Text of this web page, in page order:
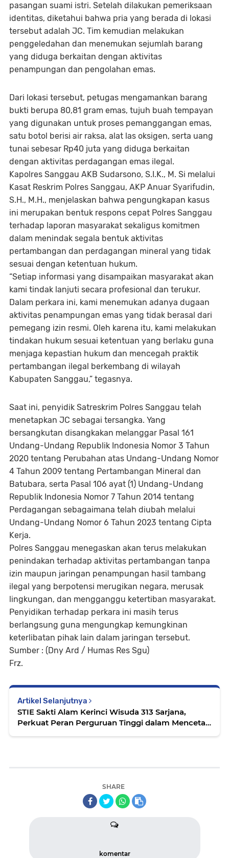
pasangan suami istri. Setelah dilakukan pemeriksaan
identitas, diketahui bahwa pria yang berada di lokasi
tersebut adalah JC. Tim kemudian melakukan
penggeledahan dan menemukan sejumlah barang
yang diduga berkaitan dengan aktivitas
penampungan dan pengolahan emas.
Dari lokasi tersebut, petugas mengamankan barang
bukti berupa 80,81 gram emas, tujuh buah tempayan
yang digunakan untuk proses pemanggangan emas,
satu botol berisi air raksa, alat las oksigen, serta uang
tunai sebesar Rp40 juta yang diduga berkaitan
dengan aktivitas perdagangan emas ilegal.
Kapolres Sanggau AKB Sudarsono, S.I.K., M. Si melalui
Kasat Reskrim Polres Sanggau, AKP Anuar Syarifudin,
S.H., M.H., menjelaskan bahwa pengungkapan kasus
ini merupakan bentuk respons cepat Polres Sanggau
terhadap laporan masyarakat sekaligus komitmen
dalam menindak segala bentuk aktivitas
pertambangan dan perdagangan mineral yang tidak
sesuai dengan ketentuan hukum.
“Setiap informasi yang disampaikan masyarakat akan
kami tindak lanjuti secara profesional dan terukur.
Dalam perkara ini, kami menemukan adanya dugaan
aktivitas penampungan emas yang tidak berasal dari
pemegang izin resmi. Oleh karena itu, kami melakukan
tindakan hukum sesuai ketentuan yang berlaku guna
menjaga kepastian hukum dan mencegah praktik
pertambangan ilegal berkembang di wilayah
Kabupaten Sanggau,” tegasnya.
Saat ini, penyidik Satreskrim Polres Sanggau telah
menetapkan JC sebagai tersangka. Yang
bersangkutan disangkakan melanggar Pasal 161
Undang-Undang Republik Indonesia Nomor 3 Tahun
2020 tentang Perubahan atas Undang-Undang Nomor
4 Tahun 2009 tentang Pertambangan Mineral dan
Batubara, serta Pasal 106 ayat (1) Undang-Undang
Republik Indonesia Nomor 7 Tahun 2014 tentang
Perdagangan sebagaimana telah diubah melalui
Undang-Undang Nomor 6 Tahun 2023 tentang Cipta
Kerja.
Polres Sanggau menegaskan akan terus melakukan
penindakan terhadap aktivitas pertambangan tanpa
izin maupun jaringan penampungan hasil tambang
ilegal yang berpotensi merugikan negara, merusak
lingkungan, dan mengganggu ketertiban masyarakat.
Penyidikan terhadap perkara ini masih terus
berlangsung guna mengungkap kemungkinan
keterlibatan pihak lain dalam jaringan tersebut.
Sumber : (Dny Ard / Humas Res Sgu)
Frz.
Artikel Selanjutnya
STIE Sakti Alam Kerinci Wisuda 313 Sarjana,
Perkuat Peran Perguruan Tinggi dalam Mencetak
SHARE
komentar